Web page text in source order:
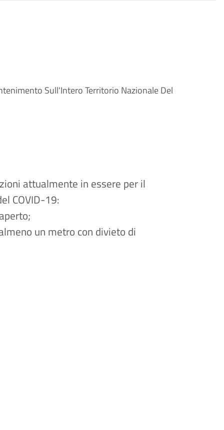
Sull'Intero Territorio Nazionale Del
attualmente in essere per il
COVID-19:
un metro con divieto di